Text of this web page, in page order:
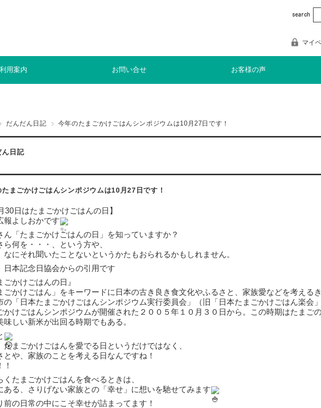
マイ
用案内 お問い合せ お客様の声
だんだん日記 今年のたまごかけごはんシンポジウムは10月27日です！
ん日記
たまごかけごはんシンポジウムは10月27日です！
30日はたまごかけごはんの日】
報よしおかです
ん「たまごかけごはんの日」を知っていますか？
ら何を・・・、という方や、
なにそれ聞いたことないというかたもおられるかもしれません。
日本記念日協会からの引用です
ごかけごはんの日』
ごかけごはん」をキーワードに日本の古き良き食文化やふるさと、家族愛などを考える
の「日本たまごかけごはんシンポジウム実行委員会」（旧「日本たまごかけごはん楽会
かけごはんシンポジウムが開催された２００５年１０月３０日から。この時期はたまご
味しい新米が出回る時期でもある。
たまごかけごはんを愛でる日というだけではなく、
とや、家族のことを考える日なんですね！
くたまごかけごはんを食べるときは、
ある、さりげない家族との「幸せ」に想いを馳せてみます
前の日常の中にこそ幸せが詰まってます！